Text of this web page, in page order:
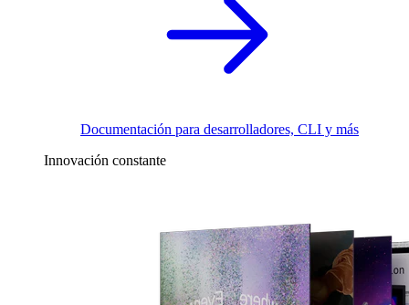
Documentación para desarrolladores, CLI y más
Innovación constante